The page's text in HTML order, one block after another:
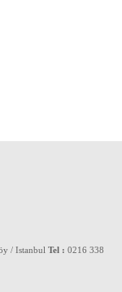
/ Istanbul Tel : 0216 338